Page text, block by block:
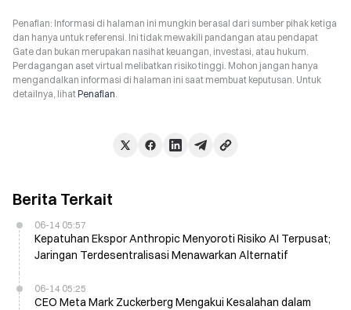
Penafian: Informasi di halaman ini mungkin berasal dari sumber pihak ketiga
dan hanya untuk referensi. Ini tidak mewakili pandangan atau pendapat
Gate dan bukan merupakan nasihat keuangan, investasi, atau hukum.
Perdagangan aset virtual melibatkan risiko tinggi. Mohon jangan hanya
mengandalkan informasi di halaman ini saat membuat keputusan. Untuk
detailnya, lihatPenafian.
Berita Terkait
06-14 05:57
Kepatuhan Ekspor Anthropic Menyoroti Risiko AI Terpusat;
Jaringan Terdesentralisasi Menawarkan Alternatif
06-14 05:25
CEO Meta Mark Zuckerberg Mengakui Kesalahan dalam